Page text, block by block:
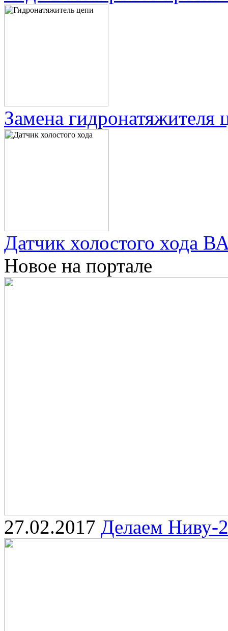
Замена
Датчик холостого хода
Новое на портале
27.02.2017 Делаем Ниву-